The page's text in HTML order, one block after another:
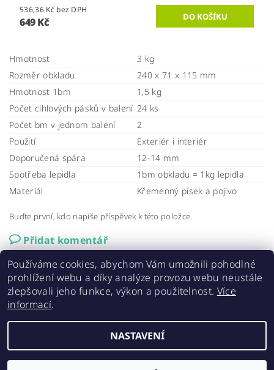
536,36 Kč bez DPH
649 Kč
Hmotnost
3 kg
Rozměr obkladu
240 x 71 x 115 mm
Hmotnost 1bm
1,5 kg
Počet cihlových pásků v balení 24 ks
Počet bm v jednom balení
2
Použití
Exteriér i interiér
Doporučená spára
12-14 mm
Spotřeba lepidla
1bm obkladu = 1kg lepidla
Materiál
Křemenný písek a pojivo
Buďte první, kdo napíše příspěvek k této položce.
Přidat komentář
Elastolith.cz
2026 ©ELASTOLITH - cihlové obklady, všechna práva vyhrazena
Používáme cookies, abychom Vám umožnili pohodlné
prohlížení webu a díky analýze provozu webu neustále
zlepšovali jeho funkce, výkon a použitelnost. Více
informací.
NASTAVENÍ